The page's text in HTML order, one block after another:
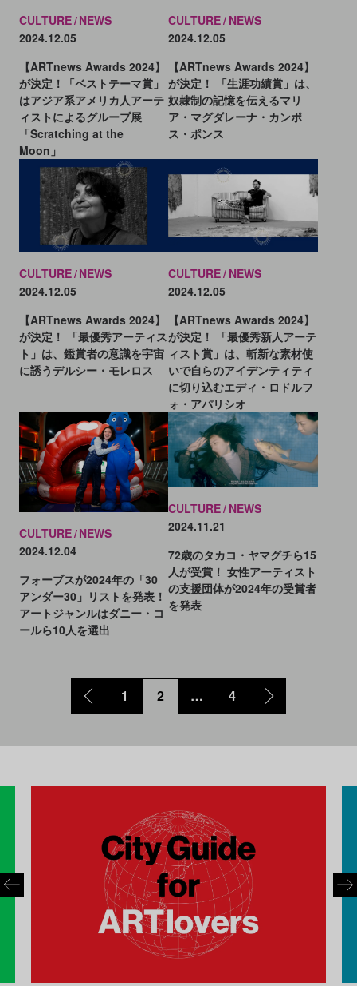
CULTURE NEWS
2024.12.05
【ARTnews Awards 2024】
が決定！「ベストテーマ賞」
はアジア系アメリカ人アーテ
ィストによるグループ展
「Scratching at the
Moon」
CULTURE NEWS
2024.12.05
【ARTnews Awards 2024】
が決定！ 「生涯功績賞」は、
奴隷制の記憶を伝えるマリ
ア・マグダレーナ・カンポ
ス・ポンス
CULTURE NEWS
2024.12.05
【ARTnews Awards 2024】
が決定！ 「最優秀アーティス
ト」は、鑑賞者の意識を宇宙
に誘うデルシー・モレロス
CULTURE NEWS
2024.12.05
【ARTnews Awards 2024】
が決定！ 「最優秀新人アーテ
ィスト賞」は、斬新な素材使
いで自らのアイデンティティ
に切り込むエディ・ロドルフ
ォ・アパリシオ
CULTURE NEWS
2024.12.04
フォーブスが2024年の「30
アンダー30」リストを発表！
アートジャンルはダニー・コ
ールら10人を選出
CULTURE NEWS
2024.11.21
72歳のタカコ・ヤマグチら15
人が受賞！ 女性アーティスト
の支援団体が2024年の受賞者
を発表
1 2 … 4